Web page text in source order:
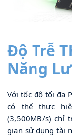
Độ Trễ
Năng
Với tốc độ tối đa
có thể thực
(3,500MB/s) chỉ
gian sử dụng tài